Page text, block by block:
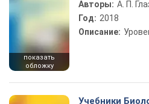
показать
обложку
Авторы: А. П.
Год: 2018
Описание:
Учебники